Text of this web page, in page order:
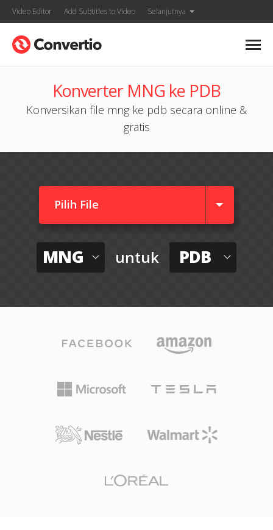
Video Editor Add Subtitles to Video Selanjutnya
Konverter MNG ke PDB
Konversikan file mng ke pdb secara online &
gratis
Pilih File
MNG untuk PDB